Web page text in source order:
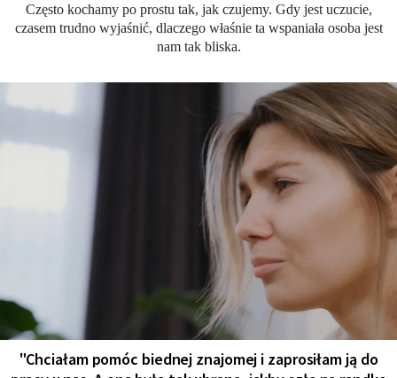
Często kochamy po prostu tak, jak czujemy. Gdy jest uczucie,
czasem trudno wyjaśnić, dlaczego właśnie ta wspaniała osoba jest
nam tak bliska.
"Chciałam pomóc biednej znajomej i zaprosiłam ją do